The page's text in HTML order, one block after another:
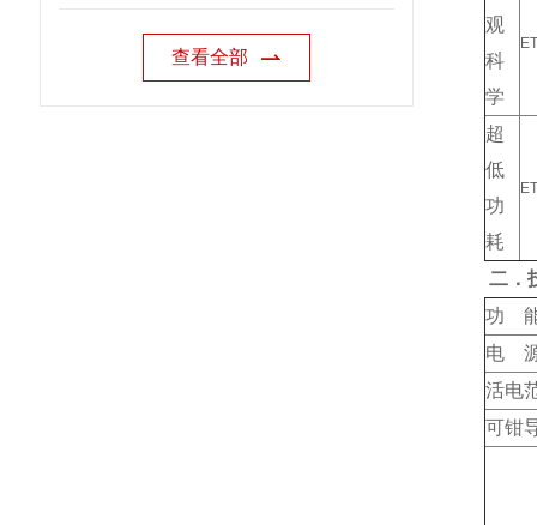
查看全部
观
科
学
超
低
功
耗
二．
功
电
活电
可钳